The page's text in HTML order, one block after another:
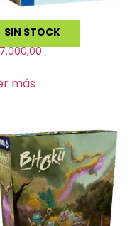
SIN STOCK
Age
más